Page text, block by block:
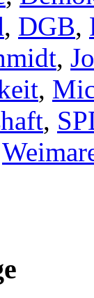
, DGB,
,
,
,